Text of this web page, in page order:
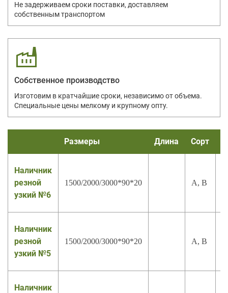
Не задерживаем сроки поставки, доставляем
собственным транспортом
Собственное производство
Изготовим в кратчайшие сроки, независимо от объема.
Специальные цены мелкому и крупному опту.
Размеры Длина Сорт
Наличник
резной
узкий №6
1500/2000/3000*90*20 А, В
Наличник
резной
узкий №5
1500/2000/3000*90*20 А, В
Наличник